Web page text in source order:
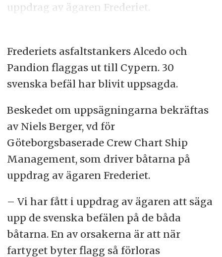
uppdrag av ägaren Frederiet.
Frederiets asfaltstankers Alcedo och
Pandion flaggas ut till Cypern. 30
svenska befäl har blivit uppsagda.
Beskedet om uppsägningarna bekräftas
av Niels Berger, vd för
Göteborgsbaserade Crew Chart Ship
Management, som driver båtarna på
uppdrag av ägaren Frederiet.
– Vi har fått i uppdrag av ägaren att säga
upp de svenska befälen på de båda
båtarna. En av orsakerna är att när
fartyget byter flagg så förloras